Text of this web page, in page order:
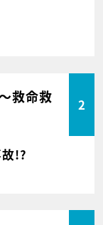
救命救
2
!?